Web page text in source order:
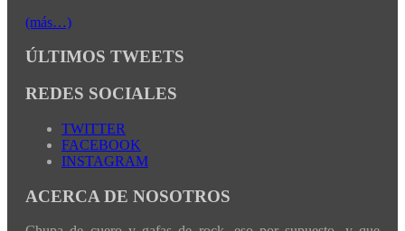
(más…)
ÚLTIMOS TWEETS
REDES SOCIALES
TWITTER
FACEBOOK
INSTAGRAM
ACERCA DE NOSOTROS